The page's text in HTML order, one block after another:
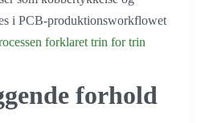
i PCB-produktionsworkflowet
forklaret trin for trin
forhold